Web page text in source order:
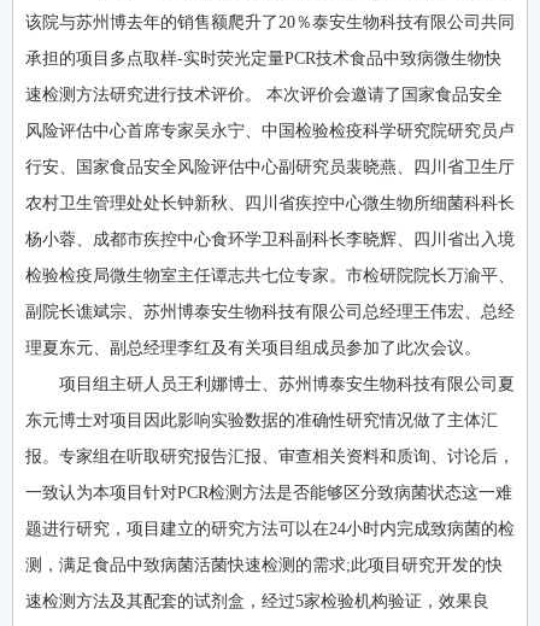
该院与苏州博去年的销售额爬升了20％泰安生物科技有限公司共同
承担的项目多点取样-实时荧光定量PCR技术食品中致病微生物快
速检测方法研究进行技术评价。 本次评价会邀请了国家食品安全
风险评估中心首席专家吴永宁、中国检验检疫科学研究院研究员卢
行安、国家食品安全风险评估中心副研究员裴晓燕、四川省卫生厅
农村卫生管理处处长钟新秋、四川省疾控中心微生物所细菌科科长
杨小蓉、成都市疾控中心食环学卫科副科长李晓辉、四川省出入境
检验检疫局微生物室主任谭志共七位专家。市检研院院长万渝平、
副院长谯斌宗、苏州博泰安生物科技有限公司总经理王伟宏、总经
理夏东元、副总经理李红及有关项目组成员参加了此次会议。
项目组主研人员王利娜博士、苏州博泰安生物科技有限公司夏
东元博士对项目因此影响实验数据的准确性研究情况做了主体汇
报。专家组在听取研究报告汇报、审查相关资料和质询、讨论后，
一致认为本项目针对PCR检测方法是否能够区分致病菌状态这一难
题进行研究，项目建立的研究方法可以在24小时内完成致病菌的检
测，满足食品中致病菌活菌快速检测的需求;此项目研究开发的快
速检测方法及其配套的试剂盒，经过5家检验机构验证，效果良